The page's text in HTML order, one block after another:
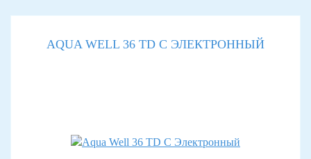
AQUA WELL 36 TD С ЭЛЕКТРОННЫЙ